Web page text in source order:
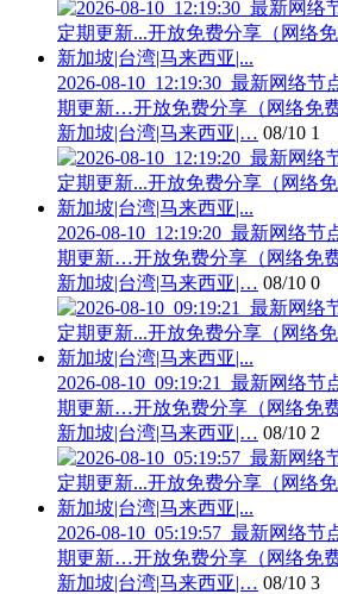
2026-08-10_12:19:30_最新网络
期更新…开放免费分享（网络免
新加坡|台湾|马来西亚|… 08/10 1
2026-08-10_12:19:20_最新网络
期更新…开放免费分享（网络免
新加坡|台湾|马来西亚|… 08/10 0
2026-08-10_09:19:21_最新网络
期更新…开放免费分享（网络免
新加坡|台湾|马来西亚|… 08/10 2
2026-08-10_05:19:57_最新网络
期更新…开放免费分享（网络免
新加坡|台湾|马来西亚|… 08/10 3